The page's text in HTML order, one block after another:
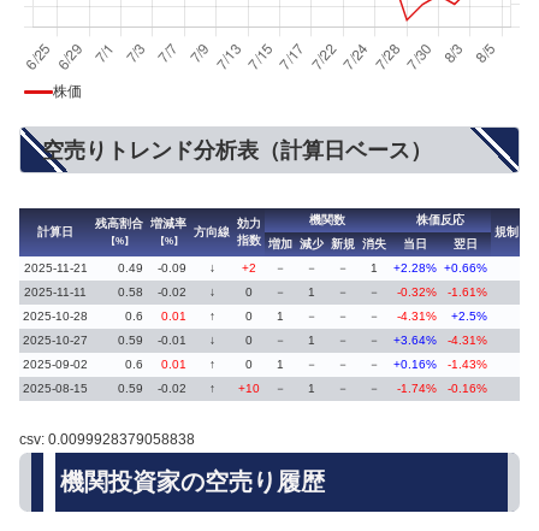
株価
空売りトレンド分析表（計算日ベース）
計算日
残高割合
【%】
増減率
【%】
方向線
効力
指数
機関数
株価反応
規制
増加 減少 新規 消失 当日
翌日
2025-11-21
0.49 -0.09 ↓ +2 － － － 1 +2.28% +0.66%
2025-11-11
0.58 -0.02 ↓ 0 － 1 － － -0.32%
-1.61%
2025-10-28
0.6 0.01 ↑ 0 1 － － － -4.31%
+2.5%
2025-10-27
0.59 -0.01 ↓ 0 － 1 － － +3.64%
-4.31%
2025-09-02
0.6 0.01 ↑ 0 1 － － － +0.16%
-1.43%
2025-08-15
0.59 -0.02 ↑ +10 － 1 － － -1.74% -0.16%
csv: 0.0099928379058838
機関投資家の空売り履歴